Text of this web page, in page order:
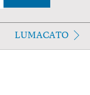
LUMACATO